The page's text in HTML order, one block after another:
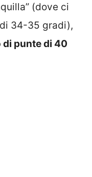
(dove ci
34-35 gradi),
di punte di 40